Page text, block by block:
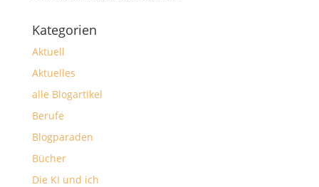
Kategorien
Aktuell
Aktuelles
alle Blogartikel
Berufe
Blogparaden
Bücher
Die KI und ich